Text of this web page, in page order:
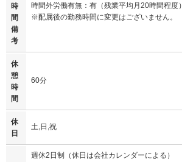
時
間
備
考
時間外労働有無：有（残業平均月20時間程度）
※配属後の勤務時間に変更はございません。
休
憩
時
間
60分
休
日
土,日,祝
週休2日制（休日は会社カレンダーによる）